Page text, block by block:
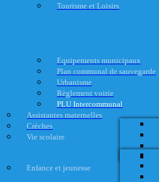
Tourisme et Loisirs
Equipements municipaux
Plan communal de sauvegarde
Urbanisme
Règlement voirie
PLU Intercommunal
Assistantes maternelles
Crèches
Vie scolaire
Enfance et jeunesse